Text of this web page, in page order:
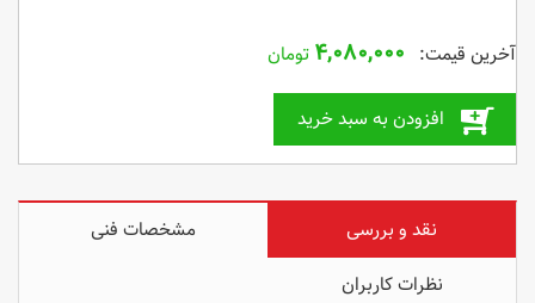
۴,۰۸۰,۰۰۰ تومان
افزودن به سبد خرید
نقد و بررسی
مشخصات فنی
نظرات کاربران